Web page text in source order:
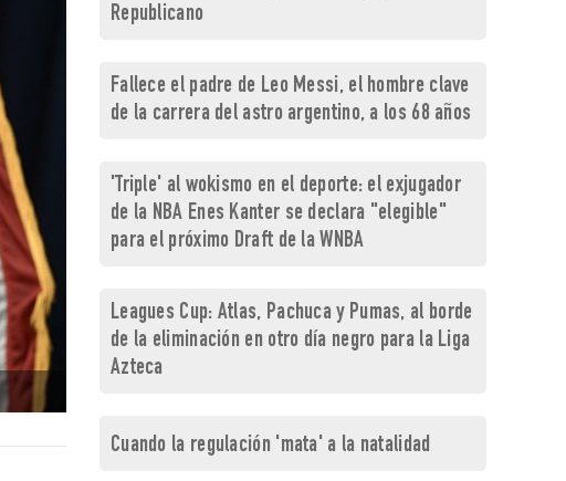
Republicano
Fallece el padre de Leo Messi, el hombre clave
de la carrera del astro argentino, a los 68 años
'Triple' al wokismo en el deporte: el exjugador
de la NBA Enes Kanter se declara "elegible"
para el próximo Draft de la WNBA
Leagues Cup: Atlas, Pachuca y Pumas, al borde
de la eliminación en otro día negro para la Liga
Azteca
Cuando la regulación 'mata' a la natalidad